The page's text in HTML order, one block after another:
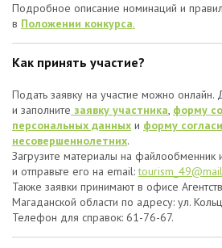
Подробное описание номинаций и
в Положении конкурса.
Как принять участие?
Подать заявку на участие можно онлайн.
и заполните заявку участника, форму
персональных данных и форму
несовершеннолетних.
Загрузите материалы на файлообменник
и отправьте его на email:
Также заявки принимают в офисе
Магаданской области по адресу: ул.
Телефон для справок: 61-76-67.